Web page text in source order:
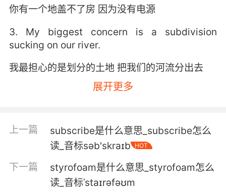
你有一个地盖不了房 因为没有电源
3. My biggest concern is a subdivision
sucking on our river.
我最担心的是划分的土地 把我们的河流分出去
4. And I sold him a couple of lots in another
我还在另一处待售地产那里卖给他几套
5. The board of trade believed that the more
watertight subdivisions a ship has the fewer
lifeboats it needs.
展开更多
上一篇
subscribe是什么意思_subscribe怎么
读_音标səb'skraɪb
HOT
下一篇
styrofoam是什么意思_styrofoam怎么
读_音标ˈstaɪrəfəʊm